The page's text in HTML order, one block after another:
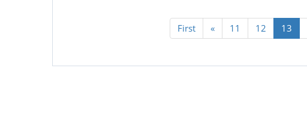
First « 11 12 13